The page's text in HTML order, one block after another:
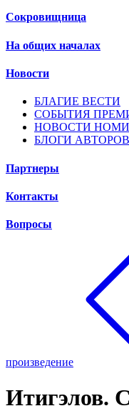
Сокровищница
На общих началах
Новости
БЛАГИЕ ВЕСТИ
СОБЫТИЯ
НОВОСТИ
БЛОГИ АВТОРОВ
Партнеры
Контакты
Вопросы
произведение
Итигэлов.